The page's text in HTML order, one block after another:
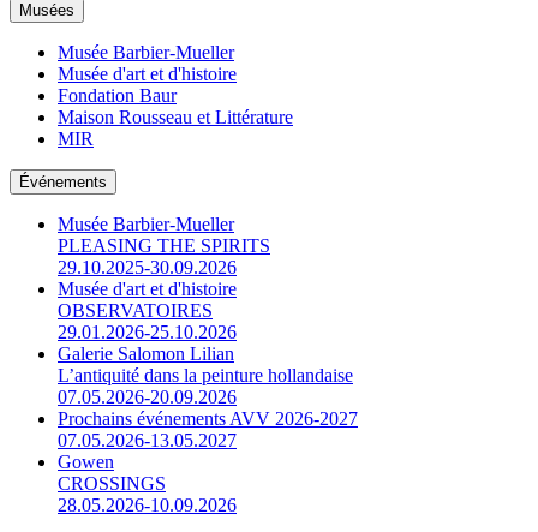
Musées
Musée Barbier-Mueller
Musée d'art et d'histoire
Fondation Baur
Maison Rousseau et Littérature
MIR
Événements
Musée Barbier-Mueller
PLEASING THE SPIRITS
29.10.2025-30.09.2026
Musée d'art et d'histoire
OBSERVATOIRES
29.01.2026-25.10.2026
Galerie Salomon Lilian
L’antiquité dans la peinture hollandaise
07.05.2026-20.09.2026
Prochains événements AVV 2026-2027
07.05.2026-13.05.2027
Gowen
CROSSINGS
28.05.2026-10.09.2026